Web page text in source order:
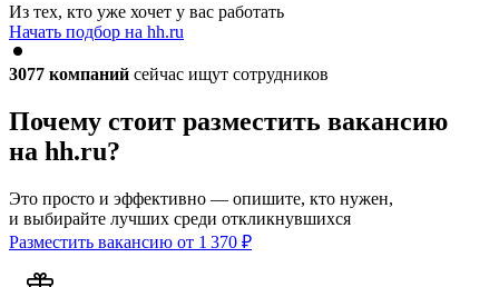
Из тех, кто уже хочет у вас работать
Начать подбор на hh.ru
3077 компаний сейчас ищут сотрудников
Почему стоит разместить вакансию
на hh.ru?
Это просто и эффективно — опишите, кто нужен,
и выбирайте лучших среди откликнувшихся
Разместить вакансию от 1 370 ₽